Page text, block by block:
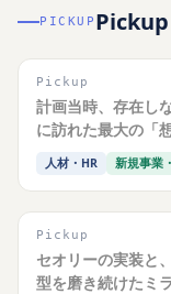
PICKUP Pickup
Pickup
計画当時、存在し
に訪れた最大の「
人材・HR 新規事業
Pickup
セオリーの実装と
型を磨き続けたミ